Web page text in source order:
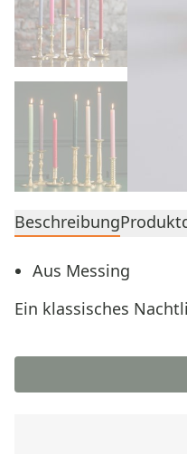
Beschreibung
Aus Messing
Ein klassisches